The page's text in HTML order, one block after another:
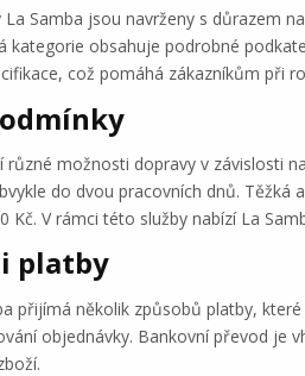
La Samba jsou navrženy s důrazem
kategorie obsahuje podrobné
což pomáhá zákazníkům při
různé možnosti dopravy v závislosti
do dvou pracovních dnů.
Kč. V rámci této služby nabízí La
platby
přijímá několik způsobů platby,
objednávky. Bankovní převod je